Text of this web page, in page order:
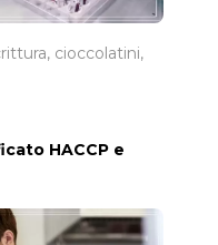
cioccolatini,
HACCP e